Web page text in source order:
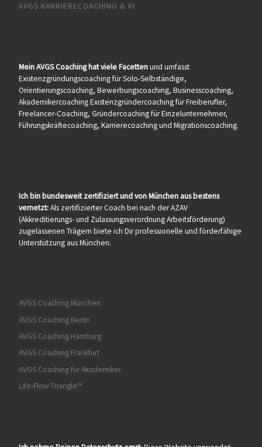
AVGS KARRIERECOACHING & KI
Mein AVGS Coaching hat viele Facettenund umfasst
Existenzgründungscoaching für Solo-Selbständige,
Orientierungscoaching, Bewerbungscoaching, Businesscoaching,
Akademikercoaching Existenzgründercoaching für Freiberufler,
Freelancer-Coaching, Gründercoaching für Einzelunternehmer,
Führungskräftecoaching, Karrierecoaching und Migrationscoaching.
Ich bin bundesweit zertifiziert und von München aus bestens
vernetzt:Als zertifizierter Coach bei nach der AZAV
(Akkreditierungs- und Zulassungsverordnung Arbeitsförderung)
zugelassenen Trägern biete ich Dir professionelle und förderfähige
Unterstützung aus München.
AVGS Coaching München
AVGS Coaching Berlin
AVGS Coaching Hamburg
AVGS Coaching Frankfurt
AVGS Coaching für Akademiker
Life-Flow-Triangle™